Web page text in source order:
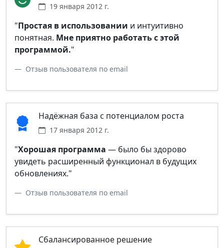
19 января 2012 г.
"Простая в использовании и интуитивно
понятная. Мне приятно работать с этой
программой."
Отзыв пользователя по email
Надёжная база с потенциалом роста
17 января 2012 г.
"Хорошая программа — было бы здорово
увидеть расширенный функционал в будущих
обновлениях."
Отзыв пользователя по email
Сбалансированное решение